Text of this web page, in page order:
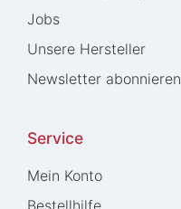
Jobs
Unsere Hersteller
Newsletter abonnieren
Service
Mein Konto